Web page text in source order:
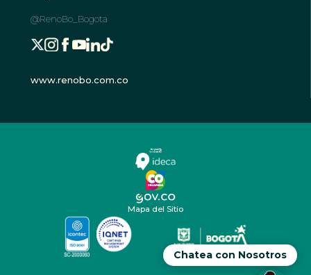
Chatea con Nosotros
@RenoBo_Bogota
www.renobo.com.co
Mapa del Sitio